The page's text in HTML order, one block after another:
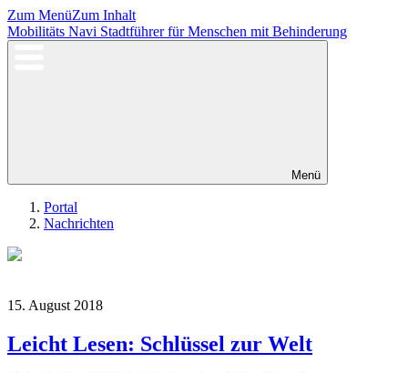
Zum MenüZum Inhalt
Mobilitäts Navi Stadtführer für Menschen mit Behinderung
Menü
Portal
Nachrichten
15. August 2018
Leicht Lesen: Schlüssel zur Welt